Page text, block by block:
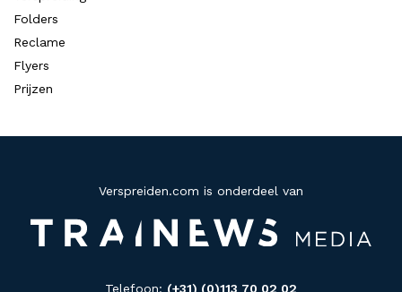
Folders
Reclame
Flyers
Prijzen
Verspreiden.com is onderdeel van
Telefoon: (+31) (0)113 70 02 02